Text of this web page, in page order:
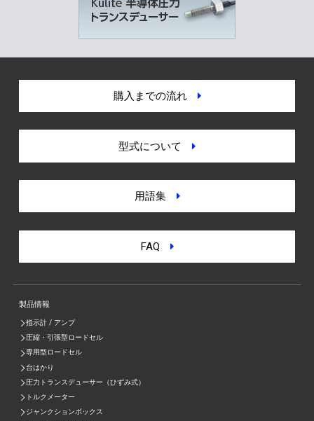
購入までの流れ
型式について
用語集
FAQ
製品情報
指示計 / アンプ
圧縮・引張型ロードセル
専用型ロードセル
台はかり
圧力トランスデューサー（ひずみ式）
トルクメーター
ジャンクションボックス